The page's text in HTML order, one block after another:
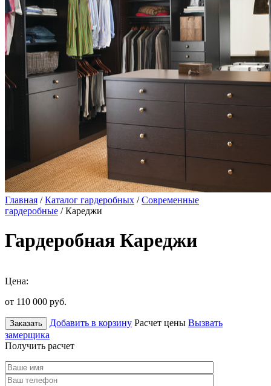
Главная /Каталог гардеробных /Современные
гардеробные / Кареджи
Гардеробная Кареджи
Цена:
от 110 000 руб.
Заказать Добавить в корзину Расчет цены Вызвать
замерщика
Получить расчет